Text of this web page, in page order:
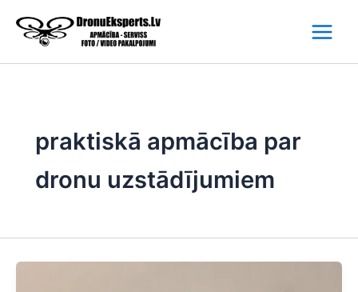
content
praktiskā apmācība par
dronu uzstādījumiem